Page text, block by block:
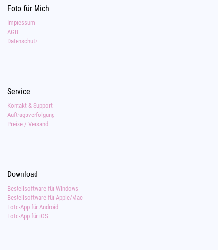
Foto für Mich
Impressum
AGB
Datenschutz
Service
Kontakt & Support
Auftragsverfolgung
Preise / Versand
Download
Bestellsoftware für Windows
Bestellsoftware für Apple/Mac
Foto-App für Android
Foto-App für iOS